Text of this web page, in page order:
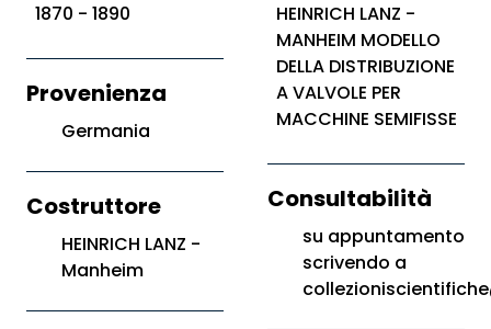
1870 - 1890
Provenienza
Germania
Costruttore
HEINRICH LANZ -
Manheim
HEINRICH LANZ -
MANHEIM MODELLO
DELLA DISTRIBUZIONE
A VALVOLE PER
MACCHINE SEMIFISSE
Consultabilità
su appuntamento
scrivendo a